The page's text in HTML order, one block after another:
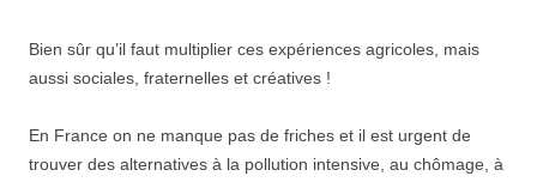
Bien sûr qu’il faut multiplier ces expériences agricoles, mais
aussi sociales, fraternelles et créatives !
En France on ne manque pas de friches et il est urgent de
trouver des alternatives à la pollution intensive, au chômage, à